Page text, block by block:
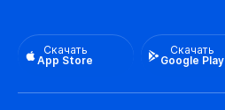
Скачать
App Store
Скачать
Google Play